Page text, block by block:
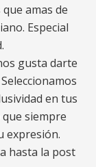
amas de
Especial
gusta darte
en tus
siempre
expresión.
hasta la post